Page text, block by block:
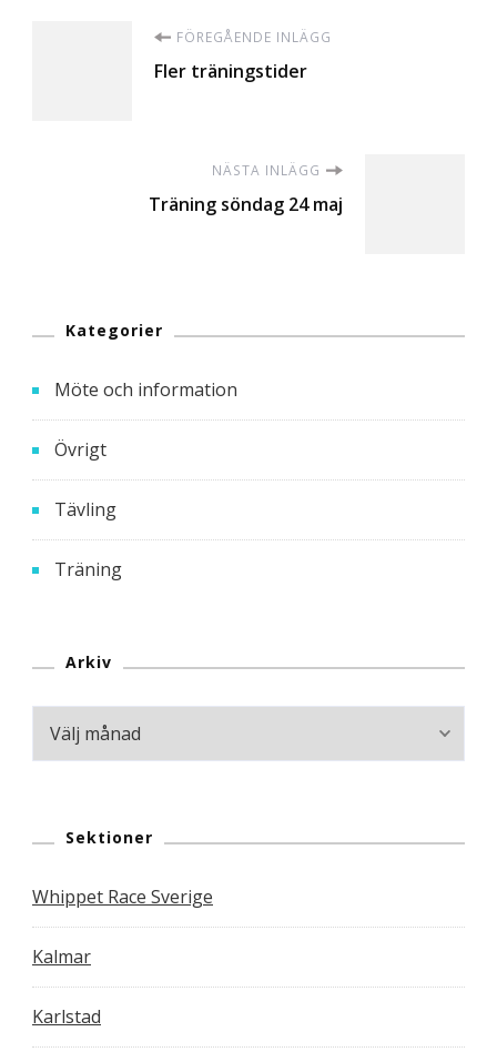
Inläggsnavigering
FÖREGÅENDE INLÄGG
Fler träningstider
NÄSTA INLÄGG
Träning söndag 24 maj
Kategorier
Möte och information
Övrigt
Tävling
Träning
Arkiv
Sektioner
Whippet Race Sverige
Kalmar
Karlstad